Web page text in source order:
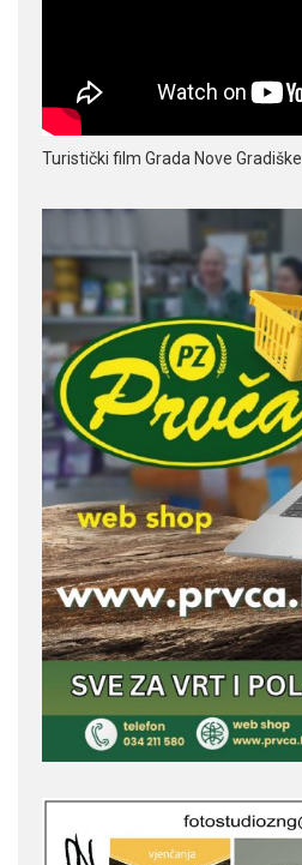
Turistički film Grada Nove Gradiške